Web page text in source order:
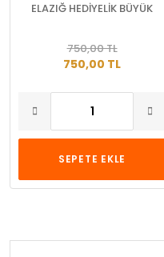
ELAZIĞ HEDİYELİK BÜYÜK
750,00 TL
750,00 TL
SEPETE EKLE